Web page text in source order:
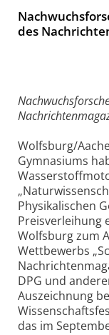
des
Wolfsburg/
Gymnasiums
Physikalischen
Preisverleihung
Wolfsburg zum
Wettbewerbs
DPG und
Auszeichnung
das im